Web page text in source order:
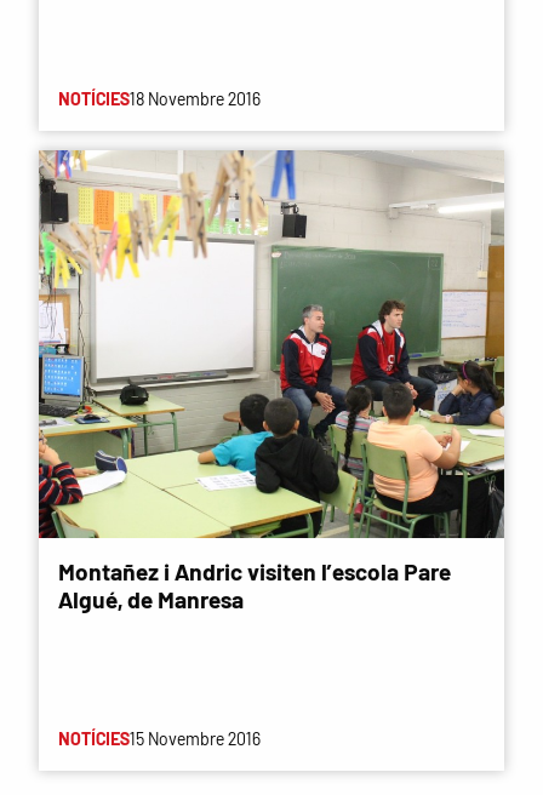
NOTÍCIES18 Novembre 2016
Montañez i Andric visiten l’escola Pare
Algué, de Manresa
NOTÍCIES15 Novembre 2016